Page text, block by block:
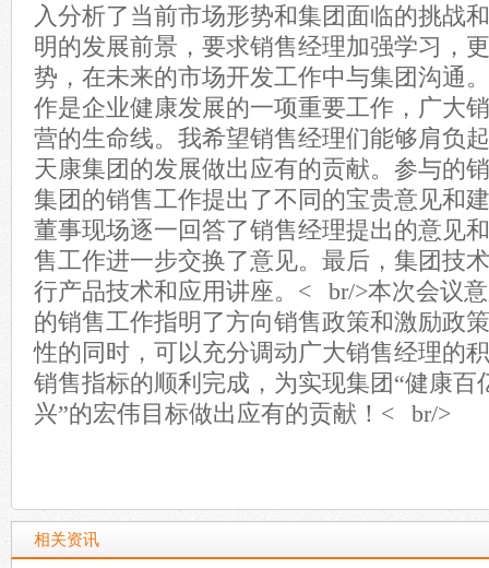
入分析了当前市场形势和集团面临的挑战
明的发展前景，要求销售经理加强学习，
势，在未来的市场开发工作中与集团沟通
作是企业健康发展的一项重要工作，广大
营的生命线。我希望销售经理们能够肩负
天康集团的发展做出应有的贡献。参与的
集团的销售工作提出了不同的宝贵意见和
董事现场逐一回答了销售经理提出的意见
售工作进一步交换了意见。最后，集团技
行产品技术和应用讲座。< br/>本次会议
的销售工作指明了方向销售政策和激励政
性的同时，可以充分调动广大销售经理的
销售指标的顺利完成，为实现集团“健康百
兴”的宏伟目标做出应有的贡献！< br/>
相关资讯